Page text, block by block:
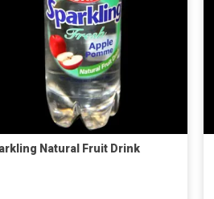
Natural Fruit Drink